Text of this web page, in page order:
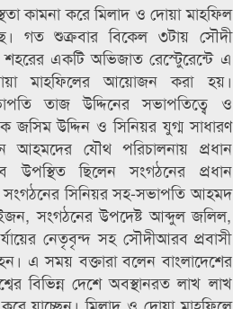
কামনা করে মিলাদ ও দোয়া মাহফিল
গত শুক্রবার বিকেল ৩টায় সৌদী
একটি অভিজাত রেস্টেুরেন্টে এ
মাহফিলের আয়োজন করা হয়।
তাজ উদ্দিনের সভাপতিত্বে ও
জসিম উদ্দিন ও সিনিয়র যুগ্ম সাধারণ
আহমদের যৌথ পরিচালনায় প্রধান
উপস্থিত ছিলেন সংগঠনের প্রধান
সংগঠনের সিনিয়র সহ-সভাপতি আহমদ
সংগঠনের উপদেষ্ট আব্দুল জলিল,
নেতৃবৃন্দ সহ সৌদীআরব প্রবাসী
এ সময় বক্তারা বলেন বাংলাদেশের
বিভিন্ন দেশে অবস্থানরত লাখ লাখ